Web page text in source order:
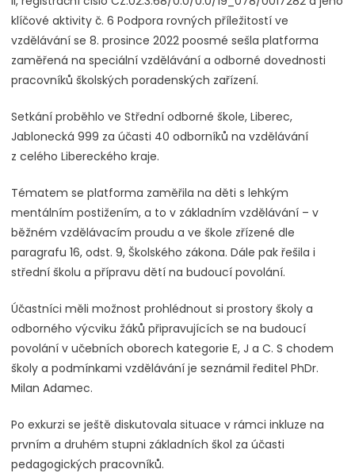
klíčové aktivity č. 6 Podpora rovných příležitostí ve
vzdělávání se 8. prosince 2022 poosmé sešla platforma
zaměřená na speciální vzdělávání a odborné dovednosti
pracovníků školských poradenských zařízení.
Setkání proběhlo ve Střední odborné škole, Liberec,
Jablonecká 999 za účasti 40 odborníků na vzdělávání
z celého Libereckého kraje.
Tématem se platforma zaměřila na děti s lehkým
mentálním postižením, a to v základním vzdělávání – v
běžném vzdělávacím proudu a ve škole zřízené dle
paragrafu 16, odst. 9, Školského zákona. Dále pak řešila i
střední školu a přípravu dětí na budoucí povolání.
Účastníci měli možnost prohlédnout si prostory školy a
odborného výcviku žáků připravujících se na budoucí
povolání v učebních oborech kategorie E, J a C. S chodem
školy a podmínkami vzdělávání je seznámil ředitel PhDr.
Milan Adamec.
Po exkurzi se ještě diskutovala situace v rámci inkluze na
prvním a druhém stupni základních škol za účasti
pedagogických pracovníků.